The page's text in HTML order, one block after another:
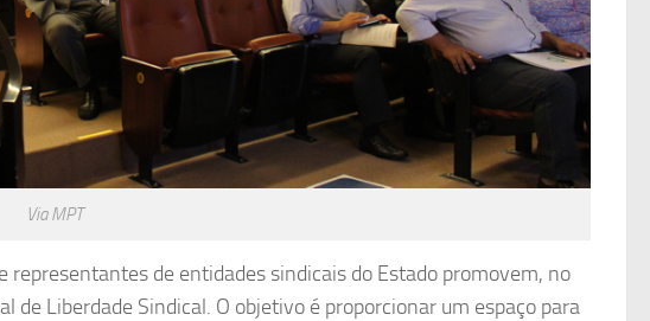
Via MPT
de entidades sindicais do Estado promovem, no
de Liberdade Sindical. O objetivo é proporcionar um espaço para